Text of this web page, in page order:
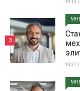
19:13 |
13:31 |
3